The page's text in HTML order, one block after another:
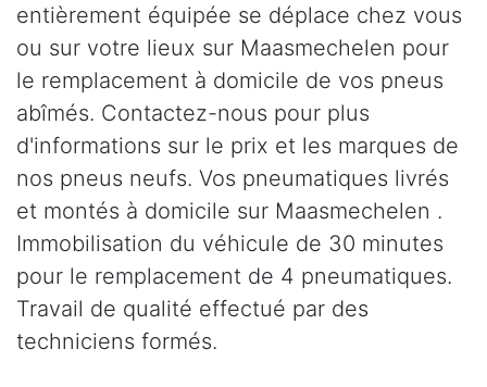
entièrement équipée se déplace chez vous
ou sur votre lieux sur Maasmechelen pour
le remplacement à domicile de vos pneus
abîmés. Contactez-nous pour plus
d'informations sur le prix et les marques de
nos pneus neufs. Vos pneumatiques livrés
et montés à domicile sur Maasmechelen .
Immobilisation du véhicule de 30 minutes
pour le remplacement de 4 pneumatiques.
Travail de qualité effectué par des
techniciens formés.